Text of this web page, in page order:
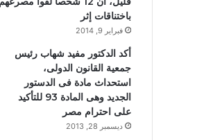
باختناقات إثر
فبراير 9, 2014
أكد الدكتور مفيد شهاب رئيس
جمعية القانون الدولى،
استحداث مادة فى الدستور
الجديد وهى المادة 93 للتأكيد
على احترام مصر
ديسمبر 28, 2013